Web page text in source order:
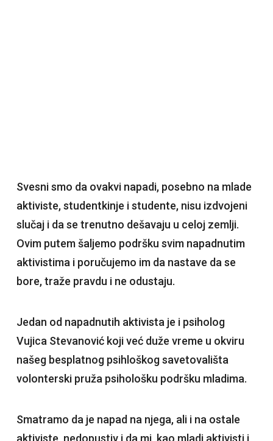
Svesni smo da ovakvi napadi, posebno na mlade
aktiviste, studentkinje i studente, nisu izdvojeni
slučaj i da se trenutno dešavaju u celoj zemlji.
Ovim putem šaljemo podršku svim napadnutim
aktivistima i poručujemo im da nastave da se
bore, traže pravdu i ne odustaju.
Jedan od napadnutih aktivista je i psiholog
Vujica Stevanović koji već duže vreme u okviru
našeg besplatnog psihloškog savetovališta
volonterski pruža psihološku podršku mladima.
Smatramo da je napad na njega, ali i na ostale
aktiviste, nedopustiv i da mi, kao mladi aktivisti i